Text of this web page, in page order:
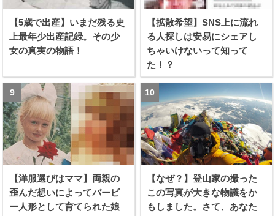
【5歳で出産】いまだ残る史
上最年少出産記録。その少
女の真実の物語！
【拡散希望】SNS上に流れ
る人探しは安易にシェアし
ちゃいけないって知って
た！？
【洋服選びはママ】両親の
歪んだ想いによってバービ
ー人形として育てられた娘
【なぜ？】登山家の撮った
この写真が大きな物議をか
もしました。さて、あなた